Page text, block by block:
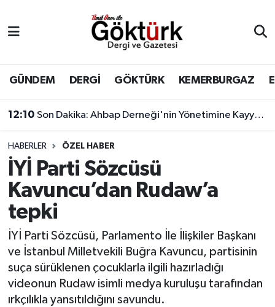
GÜNDEM DERGİ GÖKTÜRK KEMERBURGAZ
12:10 Son Dakika: Ahbap Derneği'nin Yönetimine Kayyum Atandı
HABERLER ÖZEL HABER
İYİ Parti Sözcüsü
Kavuncu’dan Rudaw’a
tepki
İYİ Parti Sözcüsü, Parlamento İle İlişkiler Başkanı
ve İstanbul Milletvekili Buğra Kavuncu, partisinin
suça sürüklenen çocuklarla ilgili hazırladığı
videonun Rudaw isimli medya kuruluşu tarafından
ırkçılıkla yansıtıldığını savundu.
BİLİM
DERGİ
DÜNYA
EĞİTİM
EKONOMİ
GÖKTÜRK
GÜNDEM
KEMERBURGAZ
Eyüpsultan Hava Durumu
Eyüpsultan Trafik Yoğunluk Haritası
Süper Lig Puan Durumu ve Fikstür
Tüm Manşetler
Son Dakika Haberleri
Haber Arşivi